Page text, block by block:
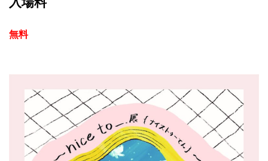
無料